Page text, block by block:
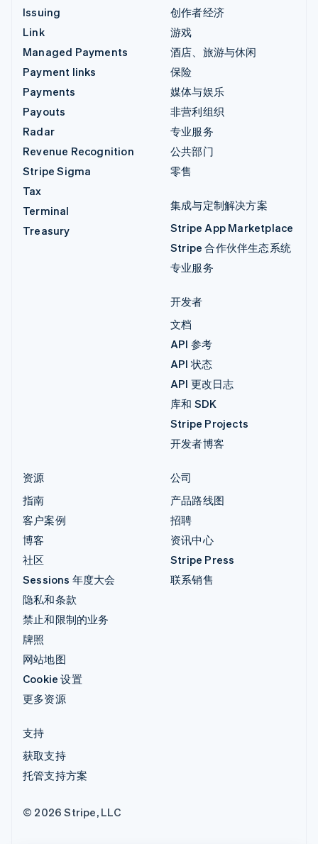
Issuing
Link
Managed Payments
Payment links
Payments
Payouts
Radar
Revenue Recognition
Stripe Sigma
Tax
Terminal
Treasury
创作者经济
游戏
酒店、旅游与休闲
保险
媒体与娱乐
非营利组织
专业服务
公共部门
零售
集成与定制解决方案
Stripe App Marketplace
Stripe 合作伙伴生态系统
专业服务
开发者
文档
API 参考
API 状态
API 更改日志
库和 SDK
Stripe Projects
开发者博客
资源
指南
客户案例
博客
社区
Sessions 年度大会
隐私和条款
禁止和限制的业务
牌照
网站地图
Cookie 设置
更多资源
公司
产品路线图
招聘
资讯中心
Stripe Press
联系销售
支持
获取支持
托管支持方案
© 2026 Stripe, LLC